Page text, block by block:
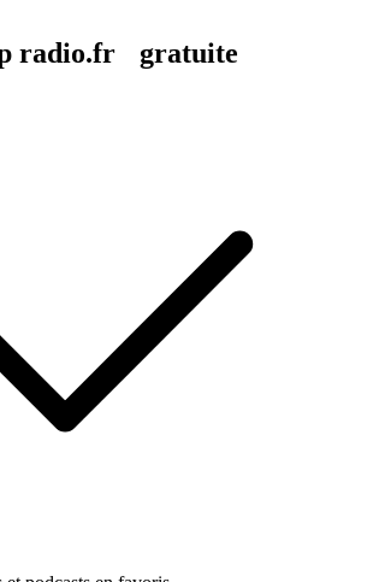
radio.fr gratuite